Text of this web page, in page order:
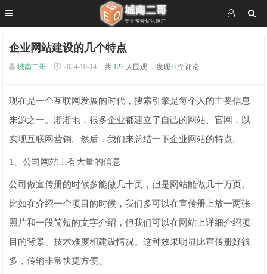
企业网站建设的几个特点
城南二哥 2024-10-14 共 127 人围观 ，发现 0 个评论
现在是一个互联网发展的时代，搜索引擎是每个人的主要信息
来源之一。渐渐地，很多企业都建立了自己的网站、官网，以
实现互联网营销。然后，我们来总结一下企业网站的特点。
1、公司网站上有大量的信息
公司做宣传册的时候多能做几十页，但是网站能做几十万页。
比如在介绍一个项目的时候，我们多可以在宣传册上放一两张
照片和一段简短的文字介绍，但我们可以在网站上详细介绍项
目的背景、技术难度和建设情况。这种效果明显比宣传册好很
多，传输非常快捷方便。